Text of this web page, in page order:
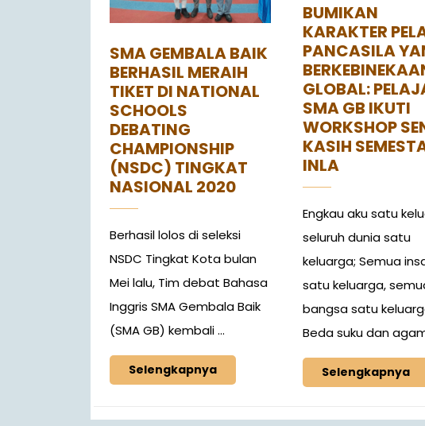
SMA GEMBALA BAIK
BERHASIL MERAIH
TIKET DI NATIONAL
SCHOOLS
DEBATING
CHAMPIONSHIP
(NSDC) TINGKAT
NASIONAL 2020
Berhasil lolos di seleksi
NSDC Tingkat Kota bulan
Mei lalu, Tim debat Bahasa
Inggris SMA Gembala Baik
(SMA GB) kembali ...
Selengkapnya
BUMIKAN
KARAKTER
PANCASILA
GLOBAL:
SMA GB IKUTI
WORKSHOP
KASIH
INLA
Engkau aku satu
seluruh dunia satu
keluarga; Semua
satu keluarga,
bangsa satu
Beda suku dan
Selengkapnya